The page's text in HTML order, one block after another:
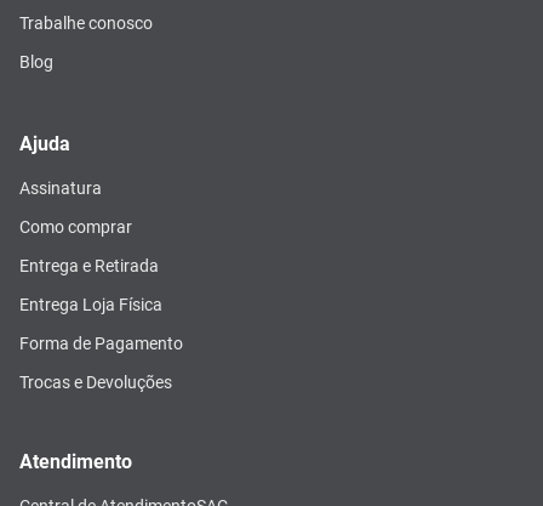
Trabalhe conosco
Blog
Ajuda
Assinatura
Como comprar
Entrega e Retirada
Entrega Loja Física
Forma de Pagamento
Trocas e Devoluções
Atendimento